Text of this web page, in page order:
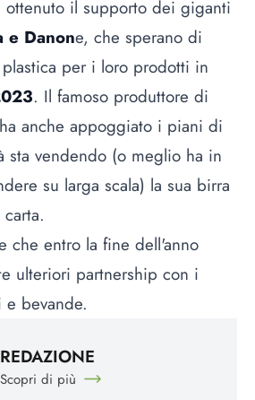
il supporto dei giganti
e Danone, che sperano di
per i loro prodotti in
. Il famoso produttore di
ha anche appoggiato i piani di
sta vendendo (o meglio ha in
su larga scala) la sua birra
che entro la fine dell'anno
ulteriori partnership con i
bevande.
REDAZIONE
Scopri di più